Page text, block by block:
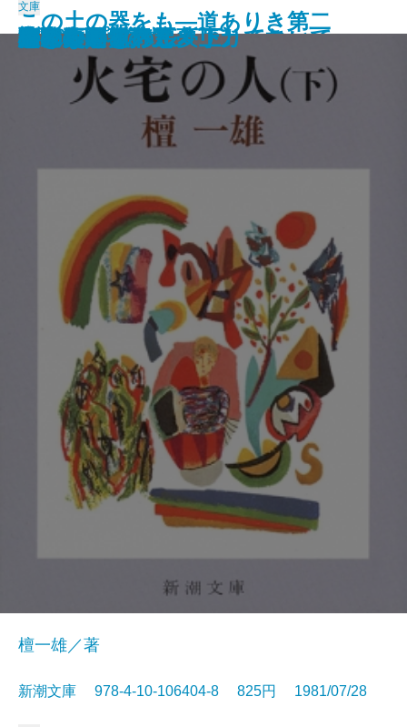
散歩のとき何か食べたくなって
沈黙
彦左衛門外記
エディプスの恋人
聖少女
ブンナよ、木からおりてこい
あんちゃん
この土の器をも―道ありき第二
部 結婚編―
お気に召すまま
火宅の人〔上〕
文庫
火宅の人〔下〕
檀一雄／著
新潮文庫 978-4-10-106404-8 825円 1981/07/28
だれかさんの悪夢
心に太陽を持て
悲しみの歌
扇野
若き数学者のアメリカ
ケインとアベル〔上〕
ケインとアベル〔下〕
海の史劇
橋のない川 五